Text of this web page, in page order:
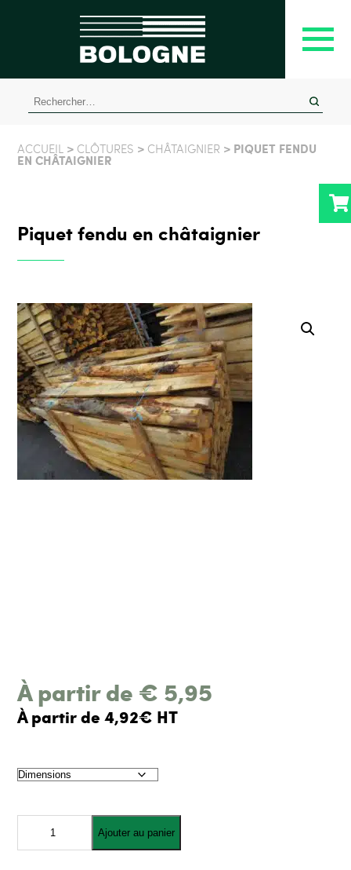
Rechercher :
ACCUEIL > CLÔTURES > CHÂTAIGNIER > PIQUET FENDU
EN CHÂTAIGNIER
Piquet fendu en châtaignier
À partir de € 5,95
À partir de 4,92€ HT
quantité
fendu
Ajouter au panier